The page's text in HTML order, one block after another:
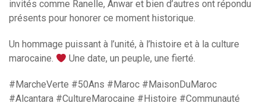
invités comme Ranelle, Anwar et bien d’autres ont répondu
présents pour honorer ce moment historique.
Un hommage puissant à l’unité, à l’histoire et à la culture
marocaine.
Une date, un peuple, une fierté.
#MarcheVerte #50Ans #Maroc #MaisonDuMaroc
#Alcantara #CultureMarocaine #Histoire #Communauté